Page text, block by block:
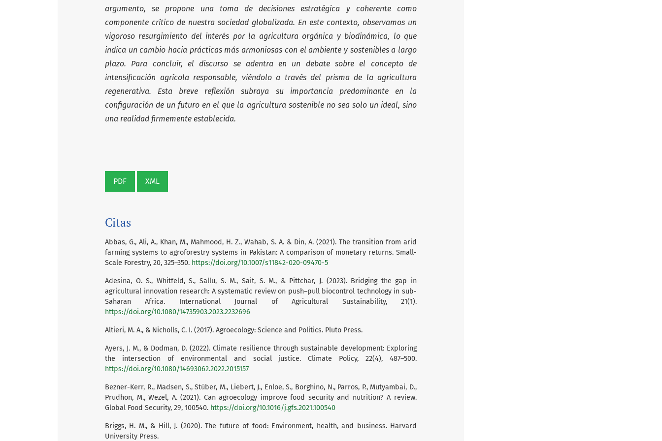
argumento, se propone una toma de decisiones estratégica y coherente como
componente crítico de nuestra sociedad globalizada. En este contexto, observamos un
vigoroso resurgimiento del interés por la agricultura orgánica y biodinámica, lo que
indica un cambio hacia prácticas más armoniosas con el ambiente y sostenibles a largo
plazo. Para concluir, el discurso se adentra en un debate sobre el concepto de
intensificación agrícola responsable, viéndolo a través del prisma de la agricultura
regenerativa. Esta breve reflexión subraya su importancia predominante en la
configuración de un futuro en el que la agricultura sostenible no sea solo un ideal, sino
una realidad firmemente establecida.
PDF XML
Citas
Abbas, G., Ali, A., Khan, M., Mahmood, H. Z., Wahab, S. A. & Din, A. (2021). The transition from arid
farming systems to agroforestry systems in Pakistan: A comparison of monetary returns. Small-
Scale Forestry, 20, 325–350. https://doi.org/10.1007/s11842-020-09470-5
Adesina, O. S., Whitfeld, S., Sallu, S. M., Sait, S. M., & Pittchar, J. (2023). Bridging the gap in
agricultural innovation research: A systematic review on push–pull biocontrol technology in sub-
Saharan Africa. International Journal of Agricultural Sustainability, 21(1).
https://doi.org/10.1080/14735903.2023.2232696
Altieri, M. A., & Nicholls, C. I. (2017). Agroecology: Science and Politics. Pluto Press.
Ayers, J. M., & Dodman, D. (2022). Climate resilience through sustainable development: Exploring
the intersection of environmental and social justice. Climate Policy, 22(4), 487–500.
https://doi.org/10.1080/14693062.2022.2015157
Bezner-Kerr, R., Madsen, S., Stüber, M., Liebert, J., Enloe, S., Borghino, N., Parros, P., Mutyambai, D.,
Prudhon, M., Wezel, A. (2021). Can agroecology improve food security and nutrition? A review.
Global Food Security, 29, 100540. https://doi.org/10.1016/j.gfs.2021.100540
Briggs, H. M., & Hill, J. (2020). The future of food: Environment, health, and business. Harvard
University Press.